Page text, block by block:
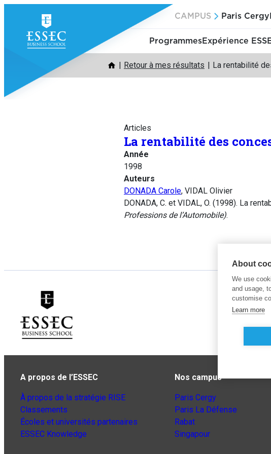
contenu
CAMPUS Paris Cergy
ProgrammesExpérience
Retour à mes résultats La rentabilité
Articles
La rentabilité des
Année
1998
Auteurs
DONADA Carole, VIDAL Olivier
DONADA, C. et VIDAL, O. (1998). La
Professions de l’Automobile).
A propos de l’ESSEC
À propos de la stratégie RISE
Classements
Écoles et universités partenaires
ESSEC Knowledge
Nos campus
Paris Cergy
Paris La Défense
Rabat
Singapour
About
We use
and usage,
customise
Learn more